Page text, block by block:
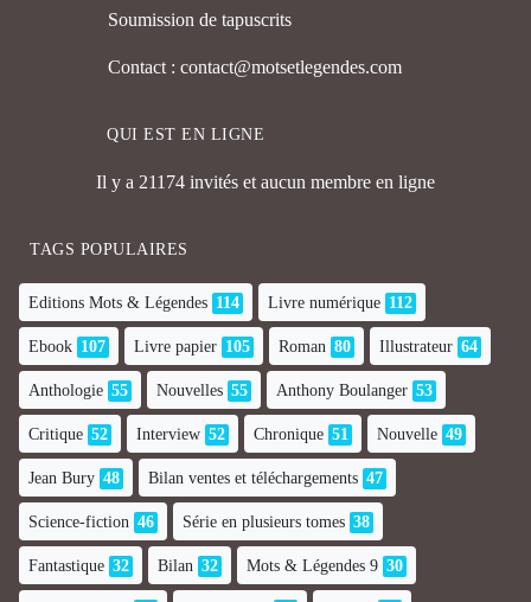
Soumission de tapuscrits
Contact : contact@motsetlegendes.com
QUI EST EN LIGNE
Il y a 21174 invités et aucun membre en ligne
TAGS POPULAIRES
Editions Mots & Légendes 114 Livre numérique 112
Ebook 107 Livre papier 105 Roman 80 Illustrateur 64
Anthologie 55 Nouvelles 55 Anthony Boulanger 53
Critique 52 Interview 52 Chronique 51 Nouvelle 49
Jean Bury 48 Bilan ventes et téléchargements 47
Science-fiction 46 Série en plusieurs tomes 38
Fantastique 32 Bilan 32 Mots & Légendes 9 30